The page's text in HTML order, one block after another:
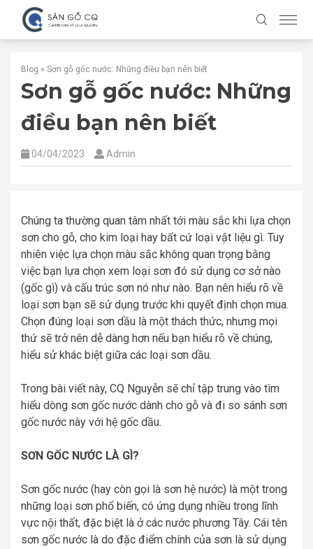
Blog » Sơn gỗ gốc nước: Những điều bạn nên biết
Sơn gỗ gốc nước: Những
điều bạn nên biết
04/04/2023 Admin
Chúng ta thường quan tâm nhất tới màu sắc khi lựa chọn
sơn cho gỗ, cho kim loại hay bất cứ loại vật liệu gì. Tuy
nhiên việc lựa chọn màu sắc không quan trọng bằng
việc bạn lựa chọn xem loại sơn đó sử dụng cơ sở nào
(gốc gì) và cấu trúc sơn nó như nào. Bạn nên hiểu rõ về
loại sơn bạn sẽ sử dụng trước khi quyết định chọn mua.
Chọn đúng loại sơn dầu là một thách thức, nhưng mọi
thứ sẽ trở nên dễ dàng hơn nếu bạn hiểu rõ về chúng,
hiểu sử khác biệt giữa các loại sơn dầu.
Trong bài viết này, CQ Nguyễn sẽ chỉ tập trung vào tìm
hiểu dòng sơn gốc nước dành cho gỗ và đi so sánh sơn
gốc nước này với hệ gốc dầu.
SƠN GỐC NƯỚC LÀ GÌ?
Sơn gốc nước (hay còn gọi là sơn hệ nước) là một trong
những loại sơn phổ biến, có ứng dụng nhiều trong lĩnh
vực nội thất, đặc biệt là ở các nước phương Tây. Cái tên
sơn gốc nước là do đặc điểm chính của sơn là sử dụng